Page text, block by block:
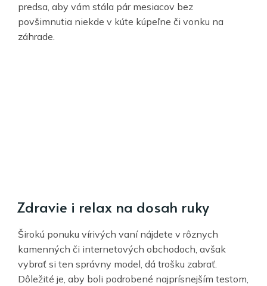
predsa, aby vám stála pár mesiacov bez
povšimnutia niekde v kúte kúpeľne či vonku na
záhrade.
Zdravie i relax na dosah ruky
Širokú ponuku vírivých vaní nájdete v rôznych
kamenných či internetových obchodoch, avšak
vybrať si ten správny model, dá trošku zabrať.
Dôležité je, aby boli podrobené najprísnejším testom,